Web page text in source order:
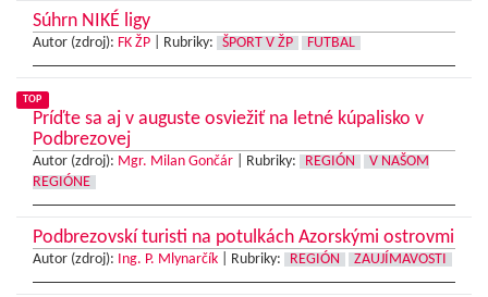
Súhrn NIKÉ ligy
Autor (zdroj): FK ŽP Rubriky: ŠPORT V ŽP FUTBAL
TOP
Príďte sa aj v auguste osviežiť na letné kúpalisko v
Podbrezovej
Autor (zdroj): Mgr. Milan Gončár Rubriky: REGIÓN
V NAŠOM
REGIÓNE
Podbrezovskí turisti na potulkách Azorskými ostrovmi
Autor (zdroj): Ing. P. Mlynarčík Rubriky: REGIÓN ZAUJÍMAVOSTI